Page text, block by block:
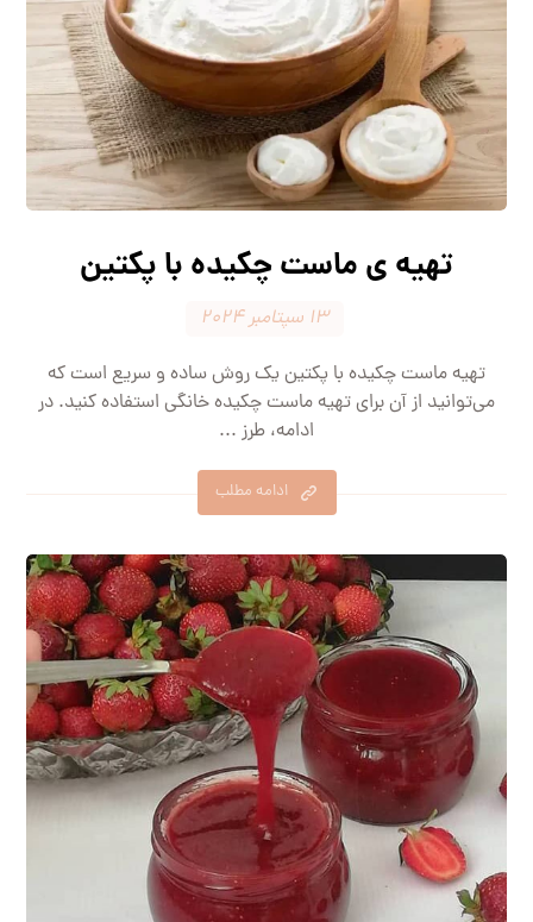
تهیه ی ماست چکیده با پکتین
۱۳ سپتامبر ۲۰۲۴
تهیه ماست چکیده با پکتین یک روش ساده و سریع است که
می‌توانید از آن برای تهیه ماست چکیده خانگی استفاده کنید. در
ادامه، طرز ...
ادامه مطلب